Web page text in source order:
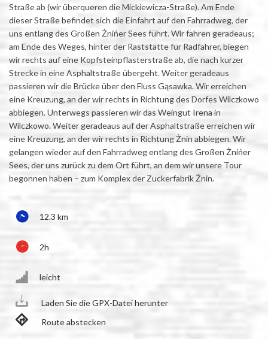
Straße ab (wir überqueren die Mickiewicza-Straße). Am Ende
dieser Straße befindet sich die Einfahrt auf den Fahrradweg, der
uns entlang des Großen Żnińer Sees führt. Wir fahren geradeaus;
am Ende des Weges, hinter der Raststätte für Radfahrer, biegen
wir rechts auf eine Kopfsteinpflasterstraße ab, die nach kurzer
Strecke in eine Asphaltstraße übergeht. Weiter geradeaus
passieren wir die Brücke über den Fluss Gąsawka. Wir erreichen
eine Kreuzung, an der wir rechts in Richtung des Dorfes Wilczkowo
abbiegen. Unterwegs passieren wir das Weingut Irena in
Wilczkowo. Weiter geradeaus auf der Asphaltstraße erreichen wir
eine Kreuzung, an der wir rechts in Richtung Żnin abbiegen. Wir
gelangen wieder auf den Fahrradweg entlang des Großen Żnińer
Sees, der uns zurück zu dem Ort führt, an dem wir unsere Tour
begonnen haben – zum Komplex der Zuckerfabrik Żnin.
12.3 km
2h
leicht
Laden Sie die GPX-Datei herunter
Route abstecken